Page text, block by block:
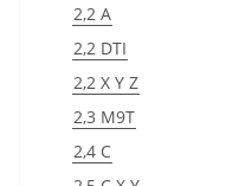
2,2 A
2,2 DTI
2,2 X Y Z
2,3 M9T
2,4 C